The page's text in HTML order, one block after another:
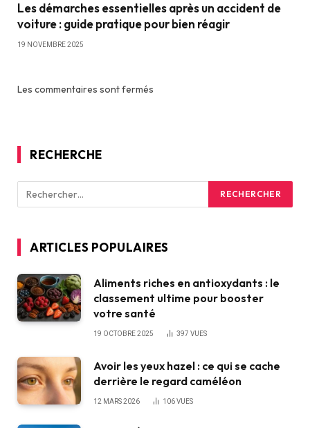
Les démarches essentielles après un accident de
voiture : guide pratique pour bien réagir
19 NOVEMBRE 2025
Les commentaires sont fermés
RECHERCHE
ARTICLES POPULAIRES
Aliments riches en antioxydants : le
classement ultime pour booster
votre santé
19 OCTOBRE 2025 397 VUES
Avoir les yeux hazel : ce qui se cache
derrière le regard caméléon
12 MARS 2026 106VUES